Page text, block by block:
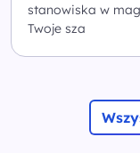
stanowiska w
Twoje sza